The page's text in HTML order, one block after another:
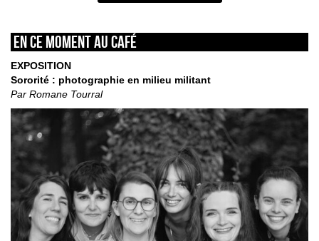
En ce moment au café
EXPOSITION
Sororité : photographie en milieu militant
Par Romane Tourral